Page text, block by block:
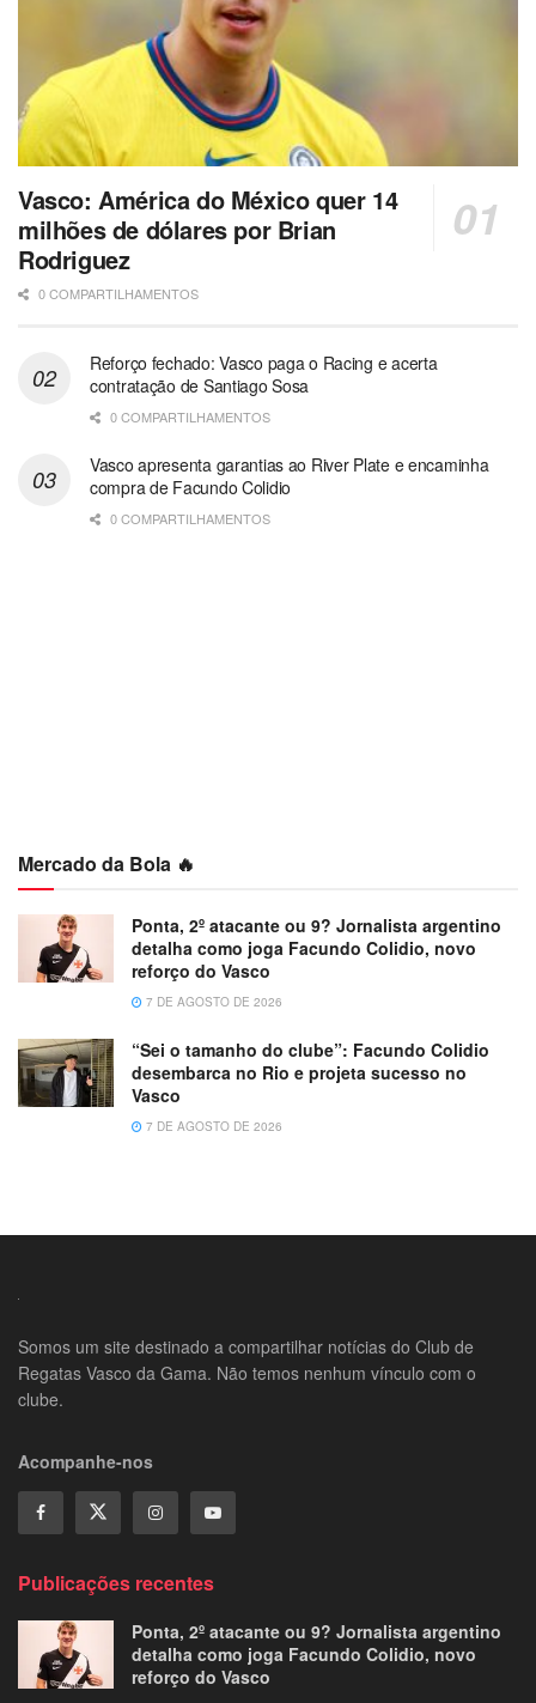
Vasco: América do México quer 14
milhões de dólares por Brian
Rodriguez
0 COMPARTILHAMENTOS
Reforço fechado: Vasco paga o Racing e acerta
contratação de Santiago Sosa
0 COMPARTILHAMENTOS
Vasco apresenta garantias ao River Plate e encaminha
compra de Facundo Colidio
0 COMPARTILHAMENTOS
Mercado da Bola 🔥
Ponta, 2º atacante ou 9? Jornalista argentino
detalha como joga Facundo Colidio, novo
reforço do Vasco
7 DE AGOSTO DE 2026
“Sei o tamanho do clube”: Facundo Colidio
desembarca no Rio e projeta sucesso no
Vasco
7 DE AGOSTO DE 2026
Somos um site destinado a compartilhar notícias do Club de
Regatas Vasco da Gama. Não temos nenhum vínculo com o
clube.
Acompanhe-nos
Publicações recentes
Ponta, 2º atacante ou 9? Jornalista argentino
detalha como joga Facundo Colidio, novo
reforço do Vasco